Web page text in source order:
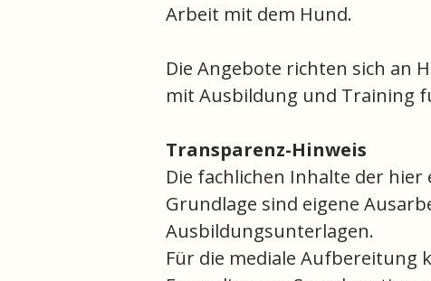
Arbeit mit dem Hund.
Die Angebote richten sich an
mit Ausbildung und Training
Transparenz-Hinweis
Die fachlichen Inhalte der
Grundlage sind eigene
Ausbildungsunterlagen.
Für die mediale Aufbereitung